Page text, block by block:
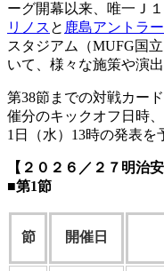
ーグ開幕以来、唯一Ｊ
リノス と 鹿島アントラ
スタジアム（MUFG国
いて、様々な施策や演
第38節までの対戦カー
催分のキックオフ日時
1日（水）13時の発表を
【２０２６／２７明治
■第1節
節 開催日